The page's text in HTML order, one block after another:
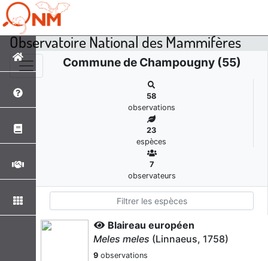
Observatoire National des Mammifères
Commune de Champougny (55)
58
observations
23
espèces
7
observateurs
Blaireau européen
Meles meles (Linnaeus, 1758)
9 observations